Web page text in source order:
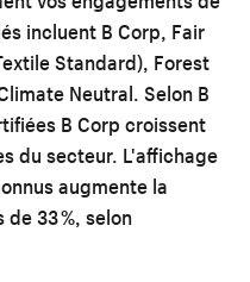
incluent B Corp, Fair
Standard), Forest
Neutral. Selon B
B Corp croissent
du secteur. L'affichage
augmente la
33 %, selon